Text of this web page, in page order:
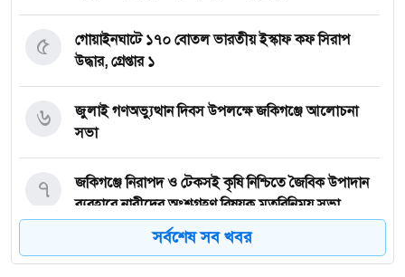
গোয়াইনঘাটে ১৭০ বোতল ভারতীয় ইস্কাফ কফ সিরাপ
উদ্ধার, গ্রেপ্তার ১
৫
জুলাই গণঅভ্যুত্থান দিবস উপলক্ষে জকিগঞ্জে আলোচনা
সভা
৬
জকিগঞ্জে নিরাপদ ও টেকসই কৃষি নিশ্চিতে জৈবিক উপাদান
ব্যবহারে নারীদের অংশগ্রহণ বিষয়ক মতবিনিময় সভা
৭
টাঙ্গুয়ার হাওর অবৈধভাবে অনুপ্রবেশের দায়ে ৬ হাউসবোটে
৮
সর্বশেষ সব খবর